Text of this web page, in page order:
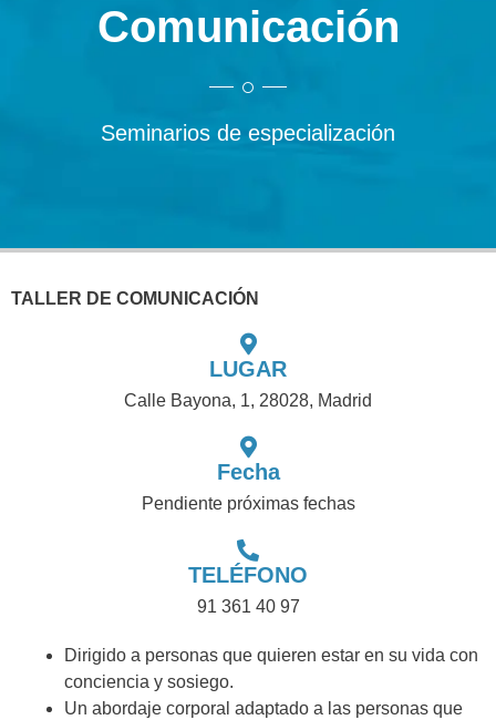
Comunicación
Seminarios de especialización
TALLER DE COMUNICACIÓN
LUGAR
Calle Bayona, 1, 28028, Madrid
Fecha
Pendiente próximas fechas
TELÉFONO
91 361 40 97
Dirigido a personas que quieren estar en su vida con
conciencia y sosiego.
Un abordaje corporal adaptado a las personas que